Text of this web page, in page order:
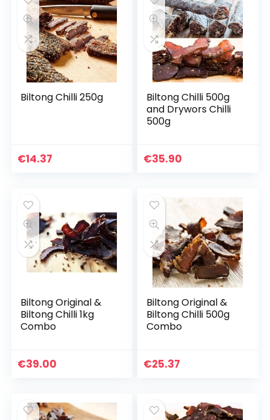
Biltong Chilli 250g
€14.37
Biltong Chilli 500g
and Drywors Chilli
500g
€35.90
Biltong Original &
Biltong Chilli 1kg
Combo
€39.00
Biltong Original &
Biltong Chilli 500g
Combo
€25.37